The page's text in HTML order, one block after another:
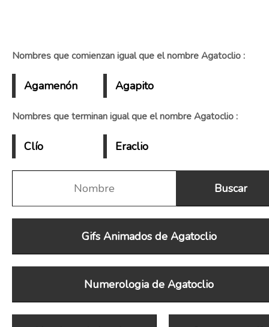
Nombres que comienzan igual que el nombre Agatoclio :
Agamenón Agapito
Nombres que terminan igual que el nombre Agatoclio :
Clío Eraclio
Gifs Animados de Agatoclio
Numerologia de Agatoclio